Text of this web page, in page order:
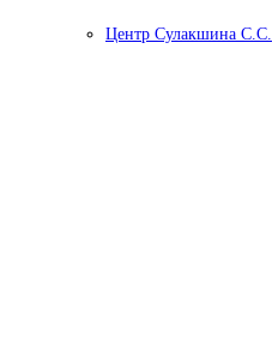
Центр Сулакшина С.С.